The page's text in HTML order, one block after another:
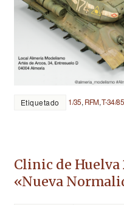
Etiquetado 1/35, RFM,T-34/85
Clinic de Huelva
«Nueva